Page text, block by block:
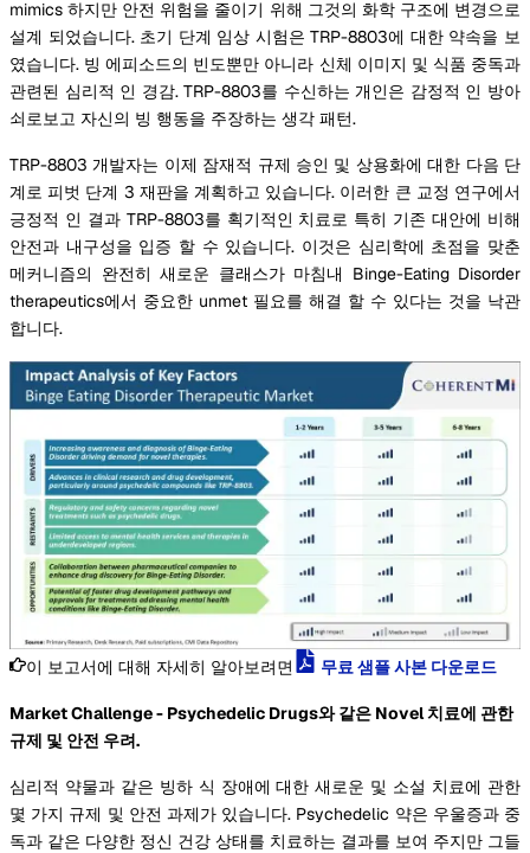
mimics 하지만 안전 위험을 줄이기 위해 그것의 화학 구조에 변경으로
설계 되었습니다. 초기 단계 임상 시험은 TRP-8803에 대한 약속을 보
였습니다. 빙 에피소드의 빈도뿐만 아니라 신체 이미지 및 식품 중독과
관련된 심리적 인 경감. TRP-8803를 수신하는 개인은 감정적 인 방아
쇠로보고 자신의 빙 행동을 주장하는 생각 패턴.
TRP-8803 개발자는 이제 잠재적 규제 승인 및 상용화에 대한 다음 단
계로 피벗 단계 3 재판을 계획하고 있습니다. 이러한 큰 교정 연구에서
긍정적 인 결과 TRP-8803를 획기적인 치료로 특히 기존 대안에 비해
안전과 내구성을 입증 할 수 있습니다. 이것은 심리학에 초점을 맞춘
메커니즘의 완전히 새로운 클래스가 마침내 Binge-Eating Disorder
therapeutics에서 중요한 unmet 필요를 해결 할 수 있다는 것을 낙관
합니다.
이 보고서에 대해 자세히 알아보려면 무료 샘플 사본 다운로드
Market Challenge - Psychedelic Drugs와 같은 Novel 치료에 관한
규제 및 안전 우려.
심리적 약물과 같은 빙하 식 장애에 대한 새로운 및 소설 치료에 관한
몇 가지 규제 및 안전 과제가 있습니다. Psychedelic 약은 우울증과 중
독과 같은 다양한 정신 건강 상태를 치료하는 결과를 보여 주지만 그들